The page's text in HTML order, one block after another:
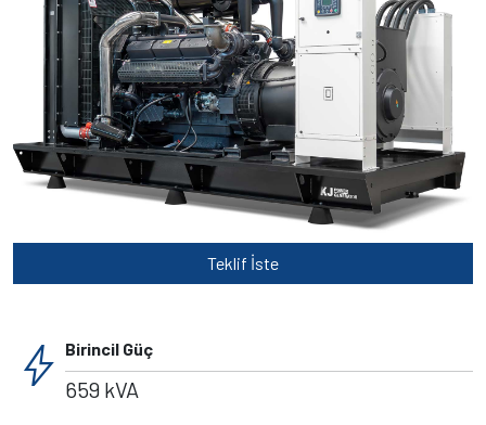
Teklif İste
bolt Birincil Güç
659 kVA